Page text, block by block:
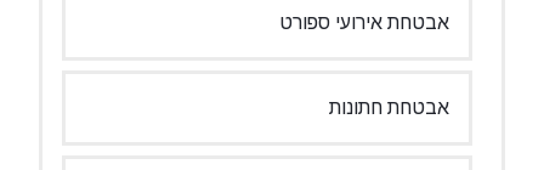
אבטחת אירועי ספורט
אבטחת חתונות